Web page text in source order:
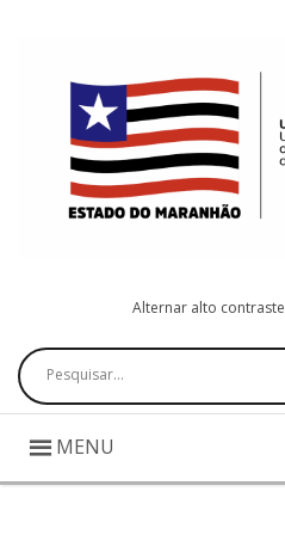
Alternar alto contraste
Pesquisar
MENU